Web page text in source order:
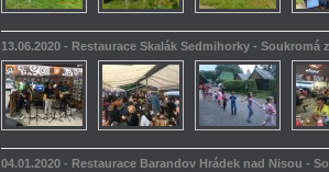
13.06.2020 - Restaurace Skalák Sedmihorky - Soukromá
04.01.2020 - Restaurace Barandov Hrádek nad Nisou -